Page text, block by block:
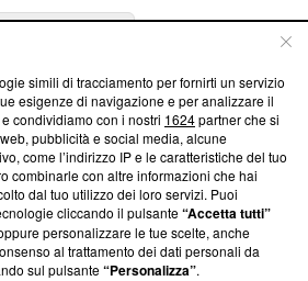
trasparenti su Blasting
editoriali e su come ci impegniamo a
afferma la nostra aderenza a
Integrity’Blasting News non è
ma ha richiesto di farne
ha ancora effettuato una verifica di
simili di tracciamento per fornirti un servizio
esigenze di navigazione e per analizzare il
condividiamo con i nostri 1624partner che si
pubblicità e social media, alcune
come l’indirizzo IP e le caratteristiche del tuo
combinarle con altre informazioni che hai
dal tuo utilizzo dei loro servizi. Puoi
cliccando il pulsante“Accetta tutti”
personalizzare le tue scelte, anche
al trattamento dei dati personali da
sul pulsante“Personalizza”.